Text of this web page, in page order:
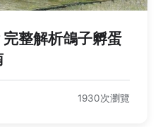
整解析鴿子孵蛋
1930次瀏覽